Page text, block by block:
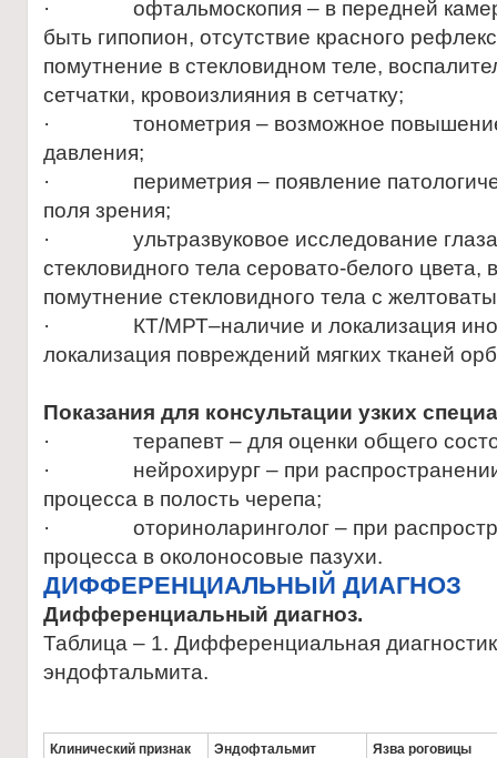
· офтальмоскопия – в передней
быть гипопион, отсутствие красного
помутнение в стекловидном теле,
сетчатки, кровоизлияния в сетчатку;
· тонометрия – возможное повышение
давления;
· периметрия – появление
поля зрения;
· ультразвуковое исследование глаза
стекловидного тела серовато-белого
помутнение стекловидного тела с
· КТ/МРТ–наличие и локализация
локализация повреждений мягких тканей
Показания для консультации узких
· терапевт – для оценки общего
· нейрохирург – при распространении
процесса в полость черепа;
· оториноларинголог – при
процесса в околоносовые пазухи.
ДИФФЕРЕНЦИАЛЬНЫЙ ДИАГНОЗ
Дифференциальный диагноз.
Таблица – 1. Дифференциальная
эндофтальмита.
Клинический признак Эндофтальмит Язва роговицы